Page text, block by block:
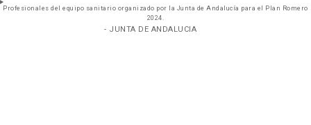
Profesionales del equipo sanitario organizado por la Junta de Andalucía para el Plan Romero
2024.
- JUNTA DE ANDALUCIA